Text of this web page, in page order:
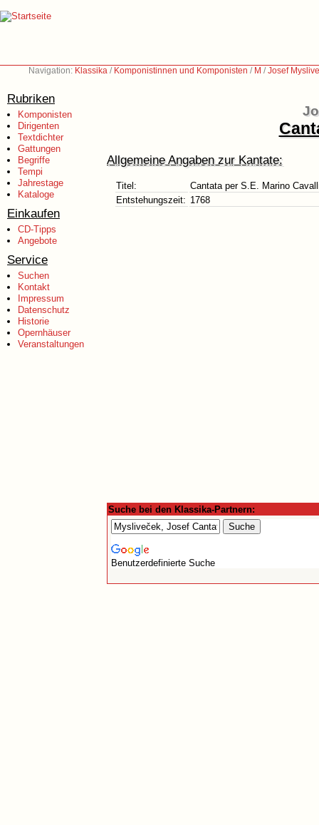
Navigation: Klassika / Komponistinnen und Komponisten / M /Josef
Rubriken
Komponisten
Dirigenten
Textdichter
Gattungen
Begriffe
Tempi
Jahrestage
Kataloge
Einkaufen
CD-Tipps
Angebote
Service
Suchen
Kontakt
Impressum
Datenschutz
Historie
Opernhäuser
Veranstaltungen
Allgemeine Angaben zur Kantate:
Titel:
Cantata per S.E. Marino
Entstehungszeit: 1768
Suche bei den Klassika-Partnern:
Benutzerdefinierte Suche